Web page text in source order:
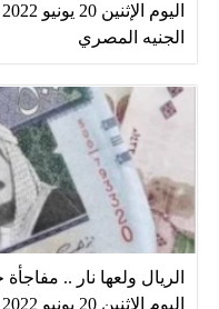
الجنيه المصري
الريال ولعها نار ..